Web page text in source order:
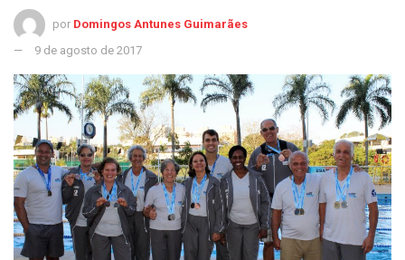
por Domingos Antunes Guimarães
9 de agosto de 2017